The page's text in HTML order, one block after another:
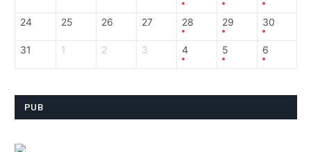
24 25 26 27 28 29 30
31 1 2 3 4 5 6
PUB